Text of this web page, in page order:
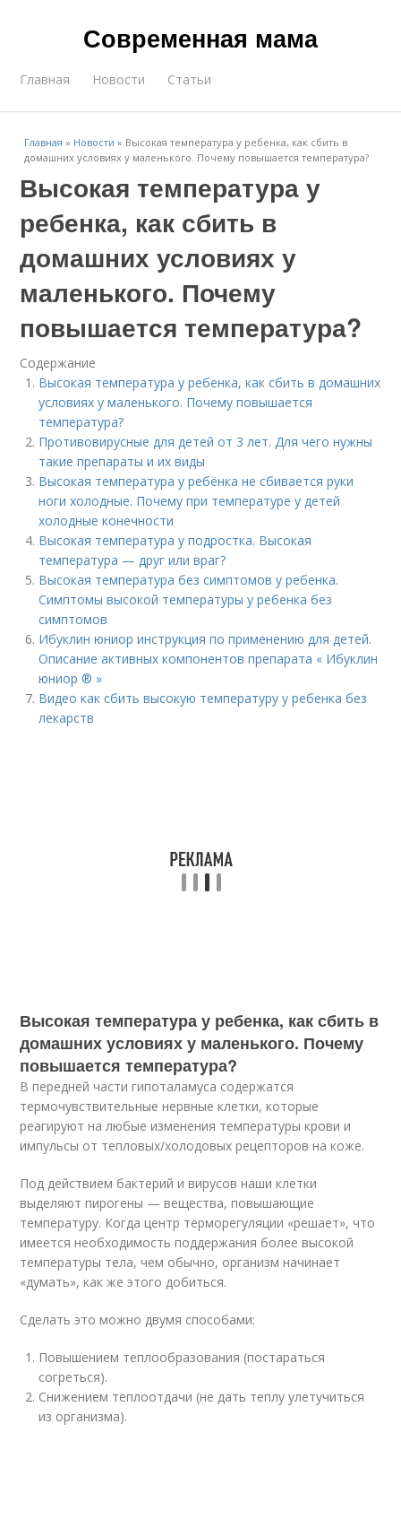
Современная мама
Главная Новости Статьи
Главная » Новости » Высокая температура у ребенка, как сбить в
домашних условиях у маленького. Почему повышается температура?
Высокая температура у
ребенка, как сбить в
домашних условиях у
маленького. Почему
повышается температура?
Содержание
Высокая температура у ребенка, как сбить в домашних
условиях у маленького. Почему повышается
температура?
Противовирусные для детей от 3 лет. Для чего нужны
такие препараты и их виды
Высокая температура у ребёнка не сбивается руки
ноги холодные. Почему при температуре у детей
холодные конечности
Высокая температура у подростка. Высокая
температура — друг или враг?
Высокая температура без симптомов у ребенка.
Симптомы высокой температуры у ребенка без
симптомов
Ибуклин юниор инструкция по применению для детей.
Описание активных компонентов препарата « Ибуклин
юниор ® »
Видео как сбить высокую температуру у ребенка без
лекарств
Высокая температура у ребенка, как сбить в
домашних условиях у маленького. Почему
повышается температура?
В передней части гипоталамуса содержатся
термочувствительные нервные клетки, которые
реагируют на любые изменения температуры крови и
импульсы от тепловых/холодовых рецепторов на коже.
Под действием бактерий и вирусов наши клетки
выделяют пирогены — вещества, повышающие
температуру. Когда центр терморегуляции «решает», что
имеется необходимость поддержания более высокой
температуры тела, чем обычно, организм начинает
«думать», как же этого добиться.
Сделать это можно двумя способами:
Повышением теплообразования (постараться
согреться).
Снижением теплоотдачи (не дать теплу улетучиться
из организма).